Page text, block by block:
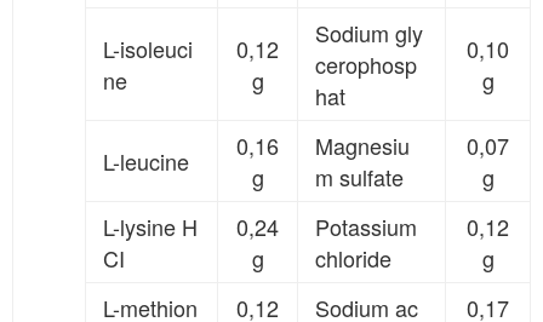
L-isoleuci
ne
0,12
g
Sodium gly
cerophosp
hat
0,10
g
L-leucine
0,16
g
Magnesiu
m sulfate
0,07
g
L-lysine H
CI
0,24
g
Potassium
chloride
0,12
g
L-methion
0,12 Sodium ac 0,17